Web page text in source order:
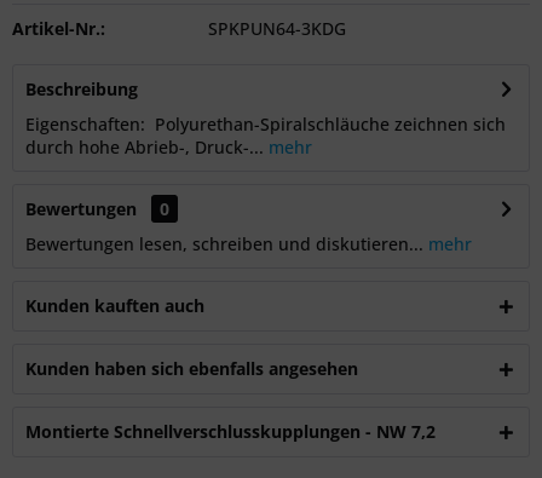
Artikel-Nr.: SPKPUN64-3KDG
Beschreibung
Eigenschaften: Polyurethan-Spiralschläuche zeichnen sich
durch hohe Abrieb-, Druck-... mehr
Bewertungen
0
Bewertungen lesen, schreiben und diskutieren... mehr
Kunden kauften auch
Kunden haben sich ebenfalls angesehen
Montierte Schnellverschlusskupplungen - NW 7,2